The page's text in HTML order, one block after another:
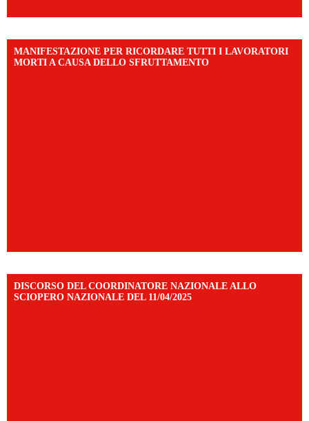
MANIFESTAZIONE PER RICORDARE TUTTI I LAVORATORI
MORTI A CAUSA DELLO SFRUTTAMENTO
DISCORSO DEL COORDINATORE NAZIONALE ALLO
SCIOPERO NAZIONALE DEL 11/04/2025